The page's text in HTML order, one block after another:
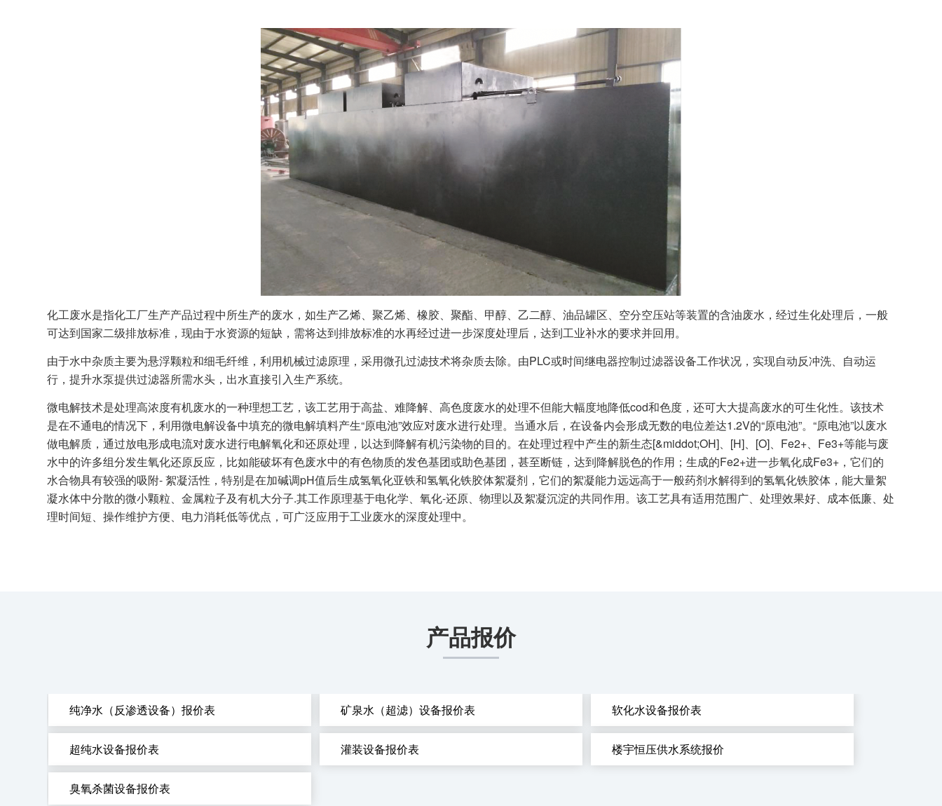
化工废水是指化工厂生产产品过程中所生产的废水，如生产乙烯、聚乙烯、橡胶、聚酯、甲醇、乙二醇、油品罐区、空分空压站等装置的含油废水，经过生化处理后，一般
可达到国家二级排放标准，现由于水资源的短缺，需将达到排放标准的水再经过进一步深度处理后，达到工业补水的要求并回用。
由于水中杂质主要为悬浮颗粒和细毛纤维，利用机械过滤原理，采用微孔过滤技术将杂质去除。由PLC或时间继电器控制过滤器设备工作状况，实现自动反冲洗、自动运
行，提升水泵提供过滤器所需水头，出水直接引入生产系统。
微电解技术是处理高浓度有机废水的一种理想工艺，该工艺用于高盐、难降解、高色度废水的处理不但能大幅度地降低cod和色度，还可大大提高废水的可生化性。该技术
是在不通电的情况下，利用微电解设备中填充的微电解填料产生“原电池”效应对废水进行处理。当通水后，在设备内会形成无数的电位差达1.2V的“原电池”。“原电池”以废水
做电解质，通过放电形成电流对废水进行电解氧化和还原处理，以达到降解有机污染物的目的。在处理过程中产生的新生态[&middot;OH]、[H]、[O]、Fe2+、Fe3+等能与废
水中的许多组分发生氧化还原反应，比如能破坏有色废水中的有色物质的发色基团或助色基团，甚至断链，达到降解脱色的作用；生成的Fe2+进一步氧化成Fe3+，它们的
水合物具有较强的吸附- 絮凝活性，特别是在加碱调pH值后生成氢氧化亚铁和氢氧化铁胶体絮凝剂，它们的絮凝能力远远高于一般药剂水解得到的氢氧化铁胶体，能大量絮
凝水体中分散的微小颗粒、金属粒子及有机大分子.其工作原理基于电化学、氧化-还原、物理以及絮凝沉淀的共同作用。该工艺具有适用范围广、处理效果好、成本低廉、处
理时间短、操作维护方便、电力消耗低等优点，可广泛应用于工业废水的深度处理中。
产品报价
纯净水（反渗透设备）报价表 矿泉水（超滤）设备报价表 软化水设备报价表
超纯水设备报价表 灌装设备报价表 楼宇恒压供水系统报价
臭氧杀菌设备报价表